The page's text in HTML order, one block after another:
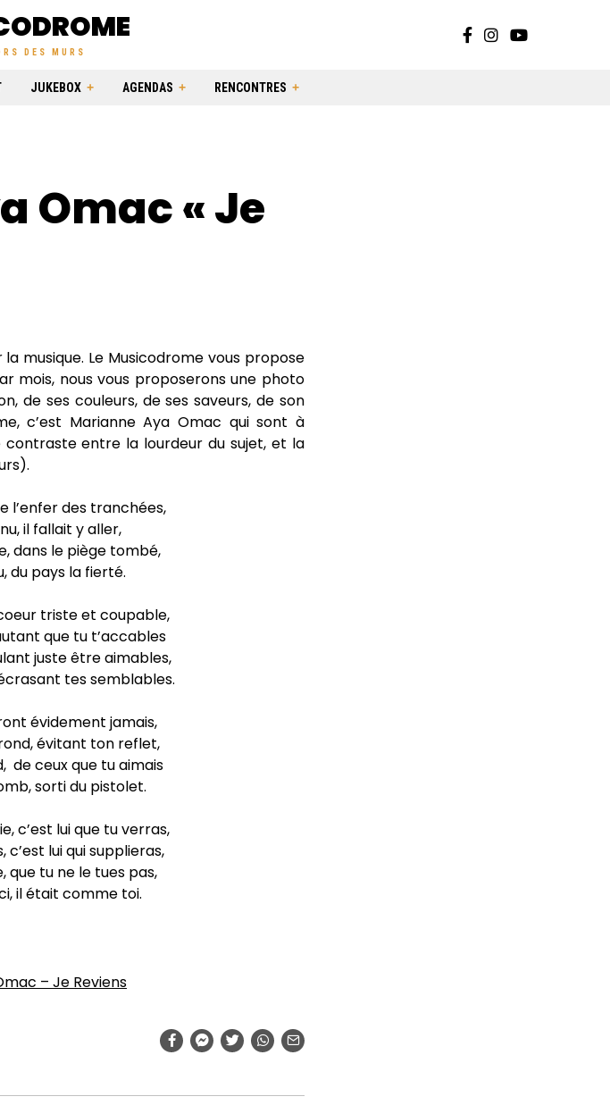
DES MURS
JUKEBOX AGENDAS RENCONTRES
Omac « Je
musique. Le Musicodrome vous propose
mois, nous vous proposerons une photo
de ses couleurs, de ses saveurs, de son
c’est Marianne Aya Omac qui sont à
entre la lourdeur du sujet, et la
l’enfer des tranchées,
il fallait y aller,
dans le piège tombé,
du pays la fierté.
triste et coupable,
que tu t’accables
juste être aimables,
tes semblables.
évidement jamais,
évitant ton reflet,
de ceux que tu aimais
sorti du pistolet.
c’est lui que tu verras,
lui qui supplieras,
que tu ne le tues pas,
il était comme toi.
– Je Reviens